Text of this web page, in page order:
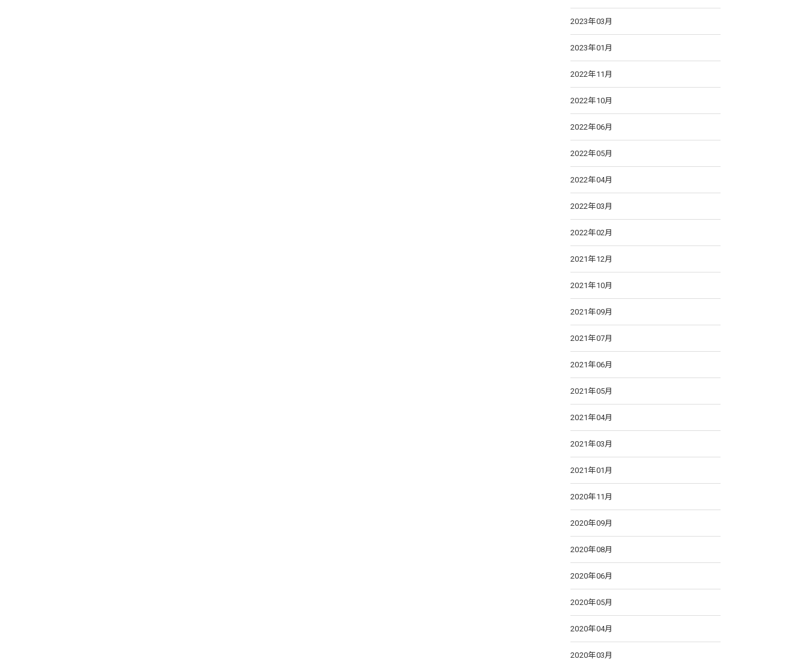
2023年03月
2023年01月
2022年11月
2022年10月
2022年06月
2022年05月
2022年04月
2022年03月
2022年02月
2021年12月
2021年10月
2021年09月
2021年07月
2021年06月
2021年05月
2021年04月
2021年03月
2021年01月
2020年11月
2020年09月
2020年08月
2020年06月
2020年05月
2020年04月
2020年03月